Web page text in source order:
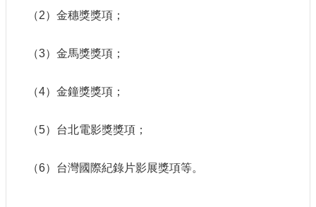
（2）金穗獎獎項；
（3）金馬獎獎項；
（4）金鐘獎獎項；
（5）台北電影獎獎項；
（6）台灣國際紀錄片影展獎項等。